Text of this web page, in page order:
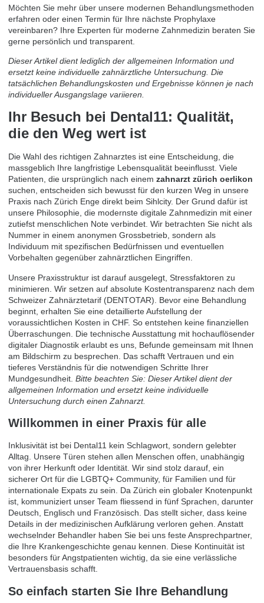
Möchten Sie mehr über unsere modernen Behandlungsmethoden
erfahren oder einen Termin für Ihre nächste Prophylaxe
vereinbaren? Ihre Experten für moderne Zahnmedizin beraten Sie
gerne persönlich und transparent.
Dieser Artikel dient lediglich der allgemeinen Information und
ersetzt keine individuelle zahnärztliche Untersuchung. Die
tatsächlichen Behandlungskosten und Ergebnisse können je nach
individueller Ausgangslage variieren.
Ihr Besuch bei Dental11: Qualität,
die den Weg wert ist
Die Wahl des richtigen Zahnarztes ist eine Entscheidung, die
massgeblich Ihre langfristige Lebensqualität beeinflusst. Viele
Patienten, die ursprünglich nach einem zahnarzt zürich oerlikon
suchen, entscheiden sich bewusst für den kurzen Weg in unsere
Praxis nach Zürich Enge direkt beim Sihlcity. Der Grund dafür ist
unsere Philosophie, die modernste digitale Zahnmedizin mit einer
zutiefst menschlichen Note verbindet. Wir betrachten Sie nicht als
Nummer in einem anonymen Grossbetrieb, sondern als
Individuum mit spezifischen Bedürfnissen und eventuellen
Vorbehalten gegenüber zahnärztlichen Eingriffen.
Unsere Praxisstruktur ist darauf ausgelegt, Stressfaktoren zu
minimieren. Wir setzen auf absolute Kostentransparenz nach dem
Schweizer Zahnärztetarif (DENTOTAR). Bevor eine Behandlung
beginnt, erhalten Sie eine detaillierte Aufstellung der
voraussichtlichen Kosten in CHF. So entstehen keine finanziellen
Überraschungen. Die technische Ausstattung mit hochauflösender
digitaler Diagnostik erlaubt es uns, Befunde gemeinsam mit Ihnen
am Bildschirm zu besprechen. Das schafft Vertrauen und ein
tieferes Verständnis für die notwendigen Schritte Ihrer
Mundgesundheit. Bitte beachten Sie: Dieser Artikel dient der
allgemeinen Information und ersetzt keine individuelle
Untersuchung durch einen Zahnarzt.
Willkommen in einer Praxis für alle
Inklusivität ist bei Dental11 kein Schlagwort, sondern gelebter
Alltag. Unsere Türen stehen allen Menschen offen, unabhängig
von ihrer Herkunft oder Identität. Wir sind stolz darauf, ein
sicherer Ort für die LGBTQ+ Community, für Familien und für
internationale Expats zu sein. Da Zürich ein globaler Knotenpunkt
ist, kommuniziert unser Team fliessend in fünf Sprachen, darunter
Deutsch, Englisch und Französisch. Das stellt sicher, dass keine
Details in der medizinischen Aufklärung verloren gehen. Anstatt
wechselnder Behandler haben Sie bei uns feste Ansprechpartner,
die Ihre Krankengeschichte genau kennen. Diese Kontinuität ist
besonders für Angstpatienten wichtig, da sie eine verlässliche
Vertrauensbasis schafft.
So einfach starten Sie Ihre Behandlung